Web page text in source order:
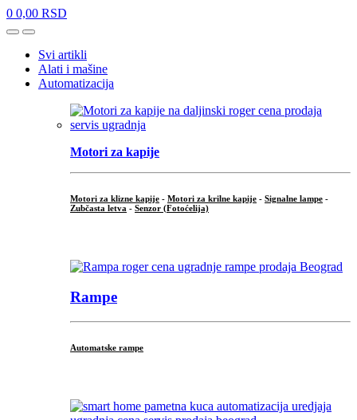
0 0,00 RSD
OpenClose
Svi artikli
Alati i mašine
Automatizacija
Motori za kapije
Motori za klizne kapije - Motori za krilne kapije - Signalne lampe -
Zubčasta letva - Senzor (Fotoćelija)
Rampe
Automatske rampe